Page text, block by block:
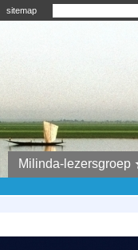
sitemap
Milinda-lezersgroep